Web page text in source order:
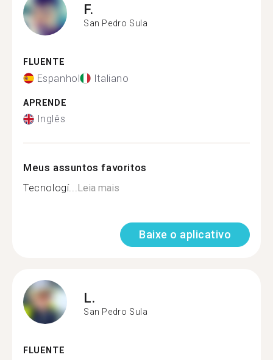
F.
San Pedro Sula
FLUENTE
Espanhol Italiano
APRENDE
Inglês
Meus assuntos favoritos
Tecnologí...Leia mais
Baixe o aplicativo
L.
San Pedro Sula
FLUENTE